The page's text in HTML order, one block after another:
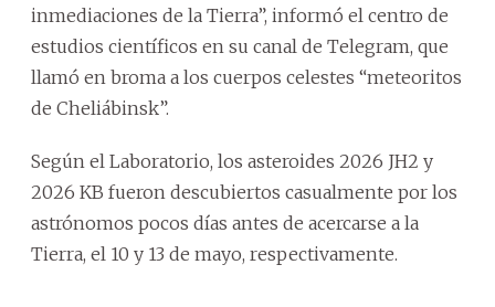
inmediaciones de la Tierra”, informó el centro de
estudios científicos en su canal de Telegram, que
llamó en broma a los cuerpos celestes “meteoritos
de Cheliábinsk”.
Según el Laboratorio, los asteroides 2026 JH2 y
2026 KB fueron descubiertos casualmente por los
astrónomos pocos días antes de acercarse a la
Tierra, el 10 y 13 de mayo, respectivamente.